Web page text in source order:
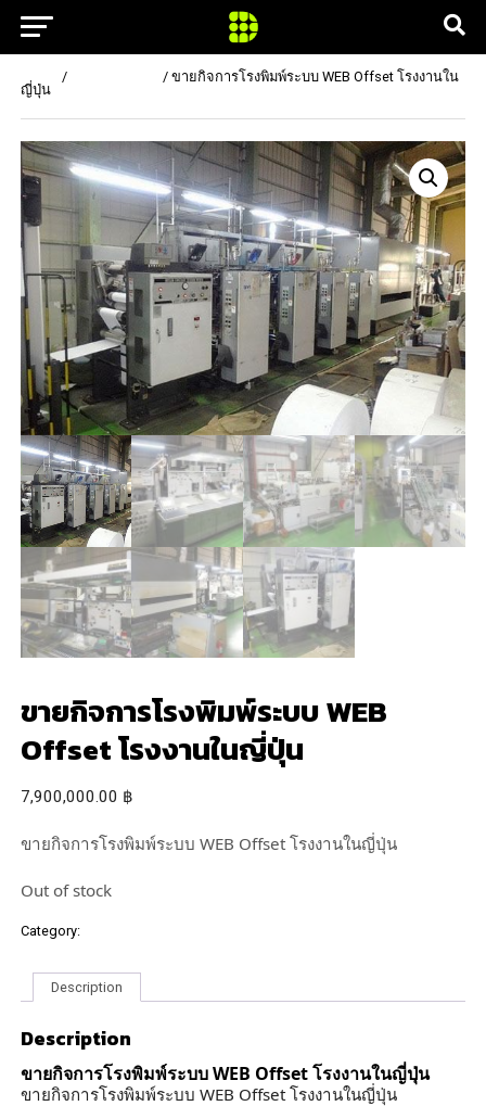
Home /
/ ขายกิจการโรงพิมพ์ระบบ WEB Offset โรงงานใน
ญี่ปุ่น
ขายกิจการโรงพิมพ์ระบบ WEB
Offset โรงงานในญี่ปุ่น
7,900,000.00 ฿
ขายกิจการโรงพิมพ์ระบบ WEB Offset โรงงานในญี่ปุ่น
Out of stock
Category:
Description
Description
ขายกิจการโรงพิมพ์ระบบ WEB Offset โรงงานในญี่ปุ่น
ขายกิจการโรงพิมพ์ระบบ WEB Offset โรงงานในญี่ปุ่น